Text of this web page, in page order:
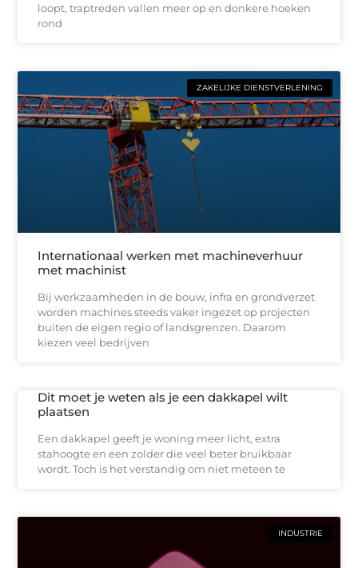
loopt, traptreden vallen meer op en donkere hoeken
rond
ZAKELIJKE DIENSTVERLENING
Internationaal werken met machineverhuur
met machinist
Bij werkzaamheden in de bouw, infra en grondverzet
worden machines steeds vaker ingezet op projecten
buiten de eigen regio of landsgrenzen. Daarom
kiezen veel bedrijven
Dit moet je weten als je een dakkapel wilt
plaatsen
Een dakkapel geeft je woning meer licht, extra
stahoogte en een zolder die veel beter bruikbaar
wordt. Toch is het verstandig om niet meteen te
INDUSTRIE